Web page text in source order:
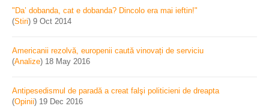
"Da’ dobanda, cat e dobanda? Dincolo era mai ieftin!"
(Stiri) 9 Oct 2014
Americanii rezolvă, europenii caută vinovați de serviciu
(Analize) 18 May 2016
Antipesedismul de paradă a creat falşi politicieni de dreapta
(Opinii) 19 Dec 2016